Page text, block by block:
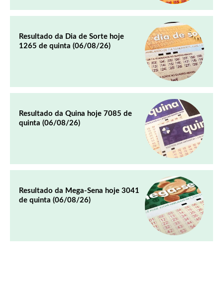
Resultado da Dia de Sorte hoje
1265 de quinta (06/08/26)
Resultado da Quina hoje 7085 de
quinta (06/08/26)
Resultado da Mega-Sena hoje 3041
de quinta (06/08/26)